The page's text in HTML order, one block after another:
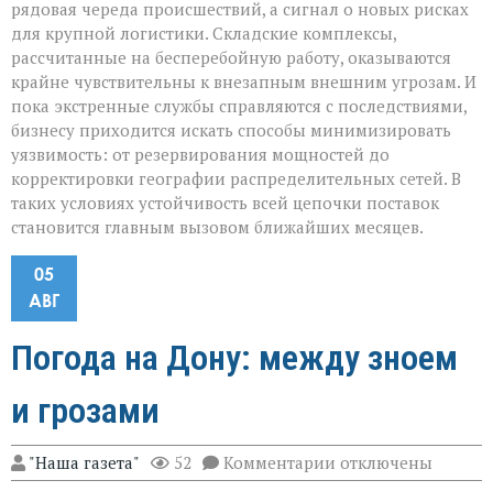
рядовая череда происшествий, а сигнал о новых рисках
для крупной логистики. Складские комплексы,
рассчитанные на бесперебойную работу, оказываются
крайне чувствительны к внезапным внешним угрозам. И
пока экстренные службы справляются с последствиями,
бизнесу приходится искать способы минимизировать
уязвимость: от резервирования мощностей до
корректировки географии распределительных сетей. В
таких условиях устойчивость всей цепочки поставок
становится главным вызовом ближайших месяцев.
05
АВГ
Погода на Дону: между зноем
и грозами
"Наша газета" 52 Комментарии к
записи
отключены